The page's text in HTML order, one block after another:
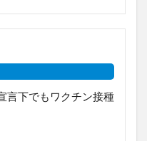
言下でもワクチン接種